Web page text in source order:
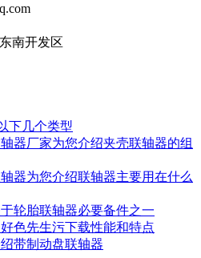
南开发区
下几个类型
器厂家为您介绍夹壳联轴器的组
器为您介绍联轴器主要用在什么
轮胎联轴器必要备件之一
色先生污下载性能和特点
带制动盘联轴器